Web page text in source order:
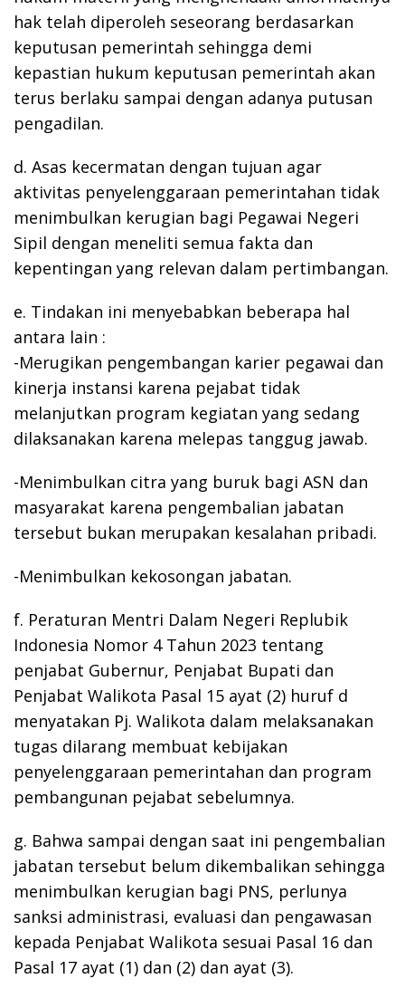
hak telah diperoleh seseorang berdasarkan
keputusan pemerintah sehingga demi
kepastian hukum keputusan pemerintah akan
terus berlaku sampai dengan adanya putusan
pengadilan.
d. Asas kecermatan dengan tujuan agar
aktivitas penyelenggaraan pemerintahan tidak
menimbulkan kerugian bagi Pegawai Negeri
Sipil dengan meneliti semua fakta dan
kepentingan yang relevan dalam pertimbangan.
e. Tindakan ini menyebabkan beberapa hal
antara lain :
-Merugikan pengembangan karier pegawai dan
kinerja instansi karena pejabat tidak
melanjutkan program kegiatan yang sedang
dilaksanakan karena melepas tanggug jawab.
-Menimbulkan citra yang buruk bagi ASN dan
masyarakat karena pengembalian jabatan
tersebut bukan merupakan kesalahan pribadi.
-Menimbulkan kekosongan jabatan.
f. Peraturan Mentri Dalam Negeri Replubik
Indonesia Nomor 4 Tahun 2023 tentang
penjabat Gubernur, Penjabat Bupati dan
Penjabat Walikota Pasal 15 ayat (2) huruf d
menyatakan Pj. Walikota dalam melaksanakan
tugas dilarang membuat kebijakan
penyelenggaraan pemerintahan dan program
pembangunan pejabat sebelumnya.
g. Bahwa sampai dengan saat ini pengembalian
jabatan tersebut belum dikembalikan sehingga
menimbulkan kerugian bagi PNS, perlunya
sanksi administrasi, evaluasi dan pengawasan
kepada Penjabat Walikota sesuai Pasal 16 dan
Pasal 17 ayat (1) dan (2) dan ayat (3).